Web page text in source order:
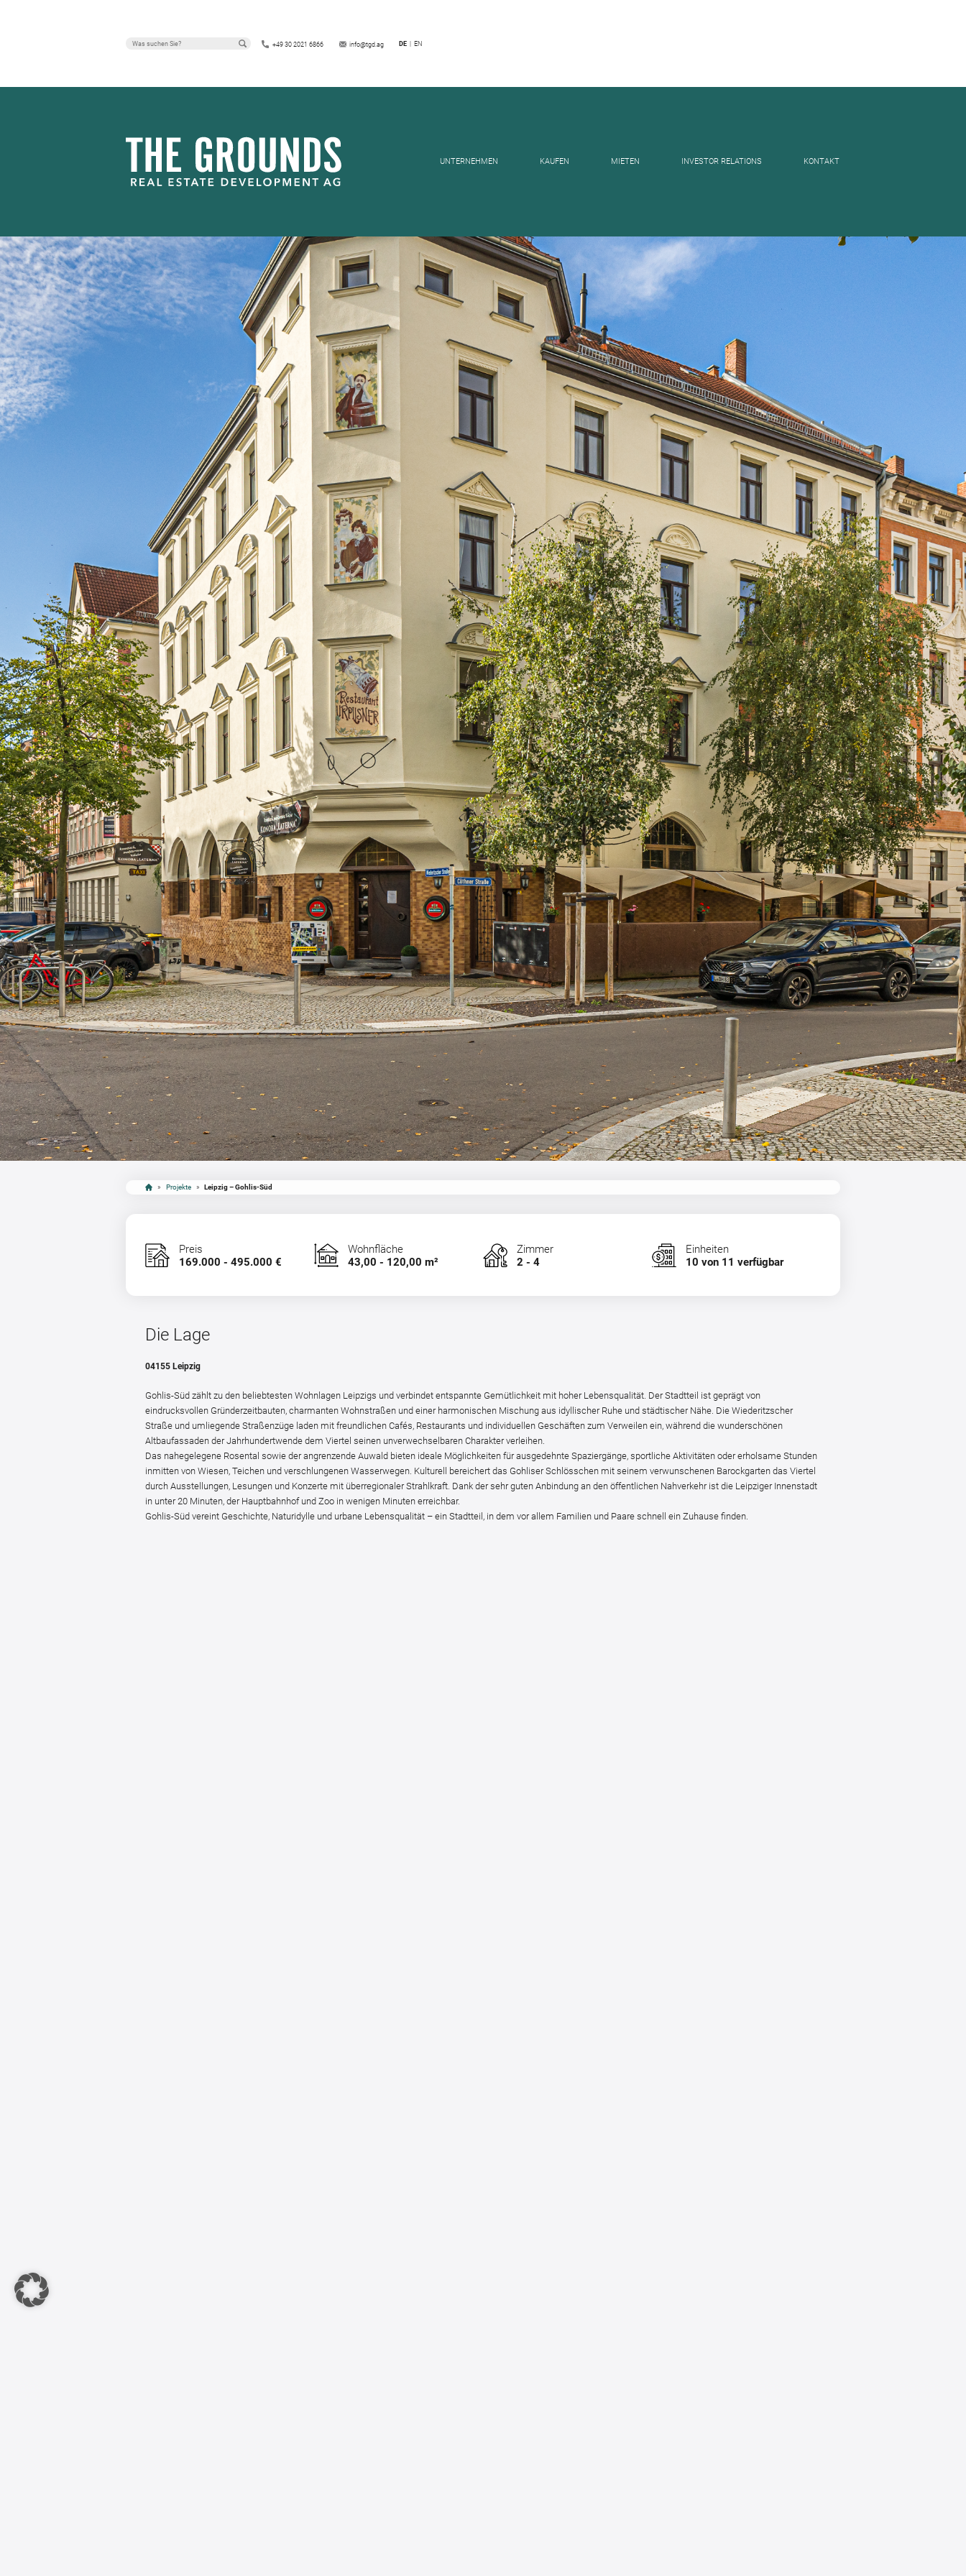
+49 30 2021 6866 info@tgd.ag DE EN
UNTERNEHMEN KAUFEN MIETEN INVESTOR RELATIONS KONTAKT
LEIPZIG – GOHLIS-SÜD
» Projekte » Leipzig – Gohlis-Süd
Preis
169.000 - 495.000 €
Wohnfläche
43,00 - 120,00 m²
Zimmer
2 - 4
Einheiten
10 von 11 verfügbar
Die Lage
04155 Leipzig
Gohlis-Süd zählt zu den beliebtesten Wohnlagen Leipzigs und verbindet entspannte Gemütlichkeit mit hoher Lebensqualität. Der Stadtteil ist geprägt von
eindrucksvollen Gründerzeitbauten, charmanten Wohnstraßen und einer harmonischen Mischung aus idyllischer Ruhe und städtischer Nähe. Die Wiederitzscher
Straße und umliegende Straßenzüge laden mit freundlichen Cafés, Restaurants und individuellen Geschäften zum Verweilen ein, während die wunderschönen
Altbaufassaden der Jahrhundertwende dem Viertel seinen unverwechselbaren Charakter verleihen.
Das nahegelegene Rosental sowie der angrenzende Auwald bieten ideale Möglichkeiten für ausgedehnte Spaziergänge, sportliche Aktivitäten oder erholsame Stunden
inmitten von Wiesen, Teichen und verschlungenen Wasserwegen. Kulturell bereichert das Gohliser Schlösschen mit seinem verwunschenen Barockgarten das Viertel
durch Ausstellungen, Lesungen und Konzerte mit überregionaler Strahlkraft. Dank der sehr guten Anbindung an den öffentlichen Nahverkehr ist die Leipziger Innenstadt
in unter 20 Minuten, der Hauptbahnhof und Zoo in wenigen Minuten erreichbar.
Gohlis-Süd vereint Geschichte, Naturidylle und urbane Lebensqualität – ein Stadtteil, in dem vor allem Familien und Paare schnell ein Zuhause finden.